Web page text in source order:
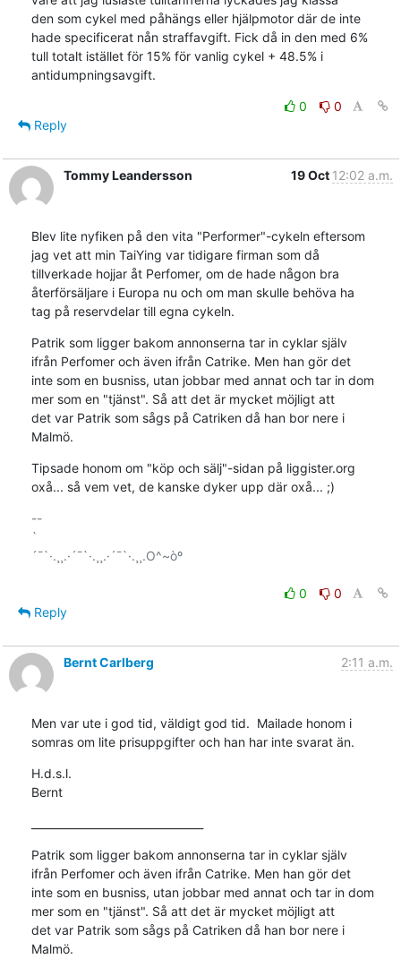
den som cykel med påhängs eller hjälpmotor där de inte
hade specificerat nån straffavgift. Fick då in den med 6%
tull totalt istället för 15% för vanlig cykel + 48.5% i
antidumpningsavgift.
0
0
Reply
Tommy Leandersson 19 Oct 12:02 a.m.
Blev lite nyfiken på den vita "Performer"-cykeln eftersom
jag vet att min TaiYing var tidigare firman som då
tillverkade hojjar åt Perfomer, om de hade någon bra
återförsäljare i Europa nu och om man skulle behöva ha
tag på reservdelar till egna cykeln.
Patrik som ligger bakom annonserna tar in cyklar själv
ifrån Perfomer och även ifrån Catrike. Men han gör det
inte som en busniss, utan jobbar med annat och tar in dom
mer som en "tjänst". Så att det är mycket möjligt att
det var Patrik som sågs på Catriken då han bor nere i
Malmö.
Tipsade honom om "köp och sälj"-sidan på liggister.org
oxå... så vem vet, de kanske dyker upp där oxå... ;)
--
`
´¯`·.¸¸.·´¯`·.¸¸.·´¯`·.¸¸.O^~òº
0
0
Reply
Bernt Carlberg 2:11 a.m.
Men var ute i god tid, väldigt god tid.  Mailade honom i
somras om lite prisuppgifter och han har inte svarat än.
H.d.s.l.
Bernt
Patrik som ligger bakom annonserna tar in cyklar själv
ifrån Perfomer och även ifrån Catrike. Men han gör det
inte som en busniss, utan jobbar med annat och tar in dom
mer som en "tjänst". Så att det är mycket möjligt att
det var Patrik som sågs på Catriken då han bor nere i
Malmö.